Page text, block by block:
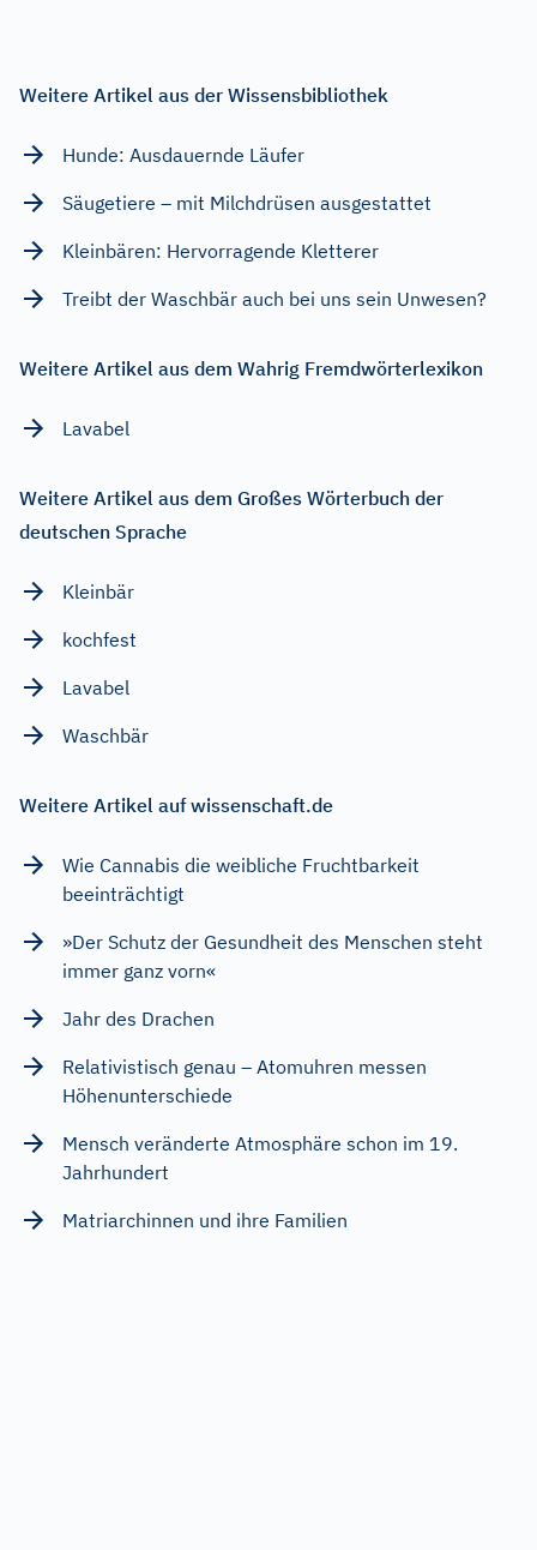
Weitere Artikel aus der Wissensbibliothek
Hunde: Ausdauernde Läufer
Säugetiere – mit Milchdrüsen ausgestattet
Kleinbären: Hervorragende Kletterer
Treibt der Waschbär auch bei uns sein Unwesen?
Weitere Artikel aus dem Wahrig Fremdwörterlexikon
Lavabel
Weitere Artikel aus dem Großes Wörterbuch der
deutschen Sprache
Kleinbär
kochfest
Lavabel
Waschbär
Weitere Artikel auf wissenschaft.de
Wie Cannabis die weibliche Fruchtbarkeit
beeinträchtigt
»Der Schutz der Gesundheit des Menschen steht
immer ganz vorn«
Jahr des Drachen
Relativistisch genau – Atomuhren messen
Höhenunterschiede
Mensch veränderte Atmosphäre schon im 19.
Jahrhundert
Matriarchinnen und ihre Familien